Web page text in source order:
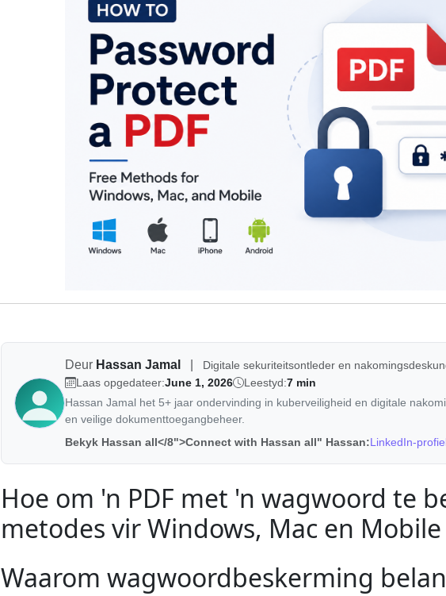
Deur Hassan Jamal
Digitale sekuriteitsontleder en
Laas opgedateer:June 1, 2026 Leestyd:7 min
Hassan Jamal het 5+ jaar ondervinding in kuberveiligheid en digitale
en veilige dokumenttoegangbeheer.
Bekyk Hassan all</8">Connect with Hassan all" Hassan:LinkedIn-
Hoe om 'n PDF met 'n wagwoord te
metodes vir Windows, Mac en Mobile
Waarom wagwoordbeskerming